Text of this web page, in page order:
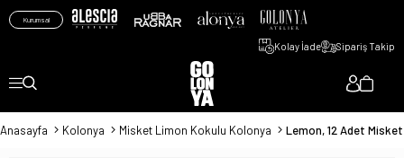
Kurumsal
Kolay İade Sipariş Takip
Anasayfa Kolonya Misket Limon Kokulu Kolonya Lemon, 12 Adet